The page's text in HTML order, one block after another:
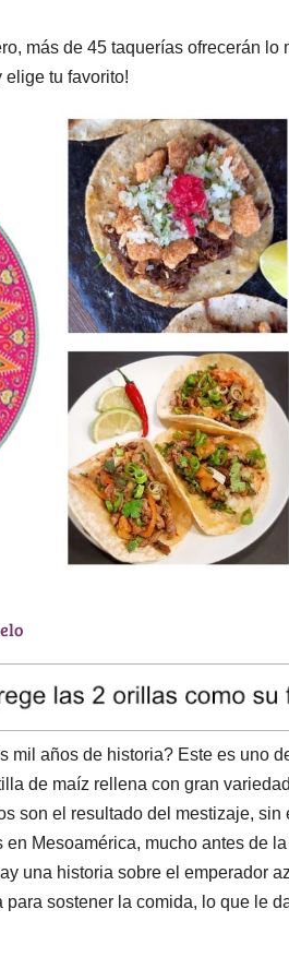
más de 45 taquerías ofrecerán lo
elige tu favorito!
mil años de historia? Este es uno
de maíz rellena con gran
son el resultado del mestizaje, sin
Mesoamérica, mucho antes de
una historia sobre el emperador
sostener la comida, lo que le